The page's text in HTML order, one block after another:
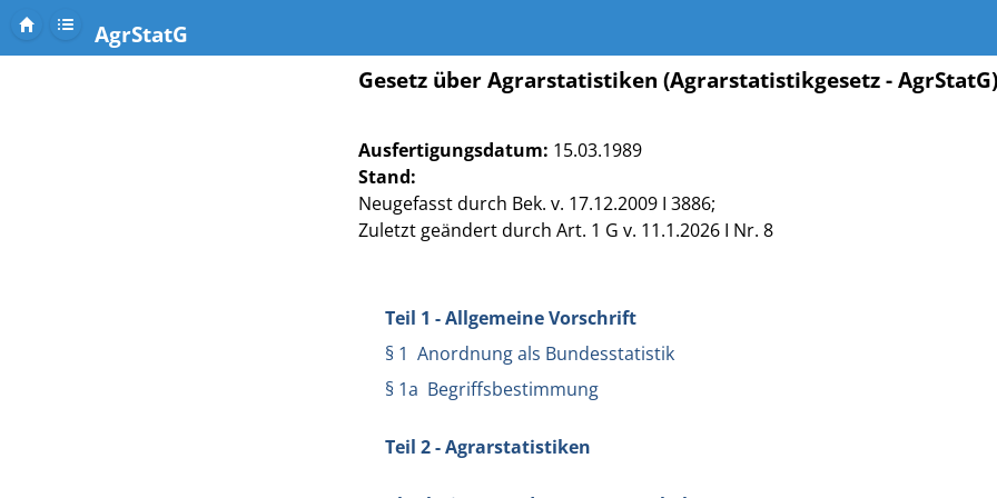
AgrStatG
Gesetz über Agrarstatistiken (Agrarstatistikgesetz - AgrStatG)
Ausfertigungsdatum: 15.03.1989
Stand:
Neugefasst durch Bek. v. 17.12.2009 I 3886;
Zuletzt geändert durch Art. 1 G v. 11.1.2026 I Nr. 8
Teil 1 - Allgemeine Vorschrift
§ 1 Anordnung als Bundesstatistik
§ 1a Begriffsbestimmung
Teil 2 - Agrarstatistiken